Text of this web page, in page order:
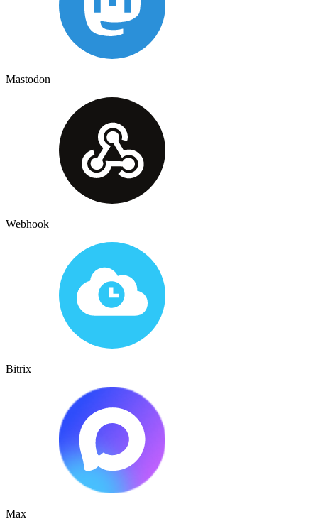
Mastodon
Webhook
Bitrix
Max